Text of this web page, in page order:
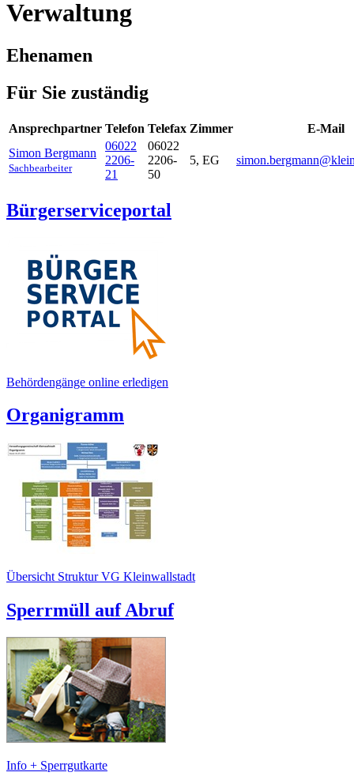
Verwaltung
Ehenamen
Für Sie zuständig
Ansprechpartner Telefon Telefax Zimmer
E-Mail
Simon Bergmann
Sachbearbeiter
06022
2206-
21
06022
2206-
50
5, EG
Bürgerserviceportal
Behördengänge online erledigen
Organigramm
Übersicht Struktur VG Kleinwallstadt
Sperrmüll auf Abruf
Info + Sperrgutkarte